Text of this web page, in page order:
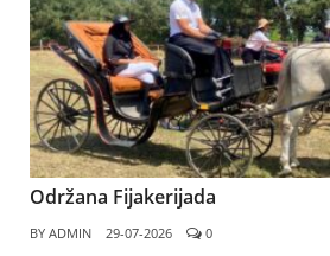
Održana Fijakerijada
BY ADMIN 29-07-2026 0